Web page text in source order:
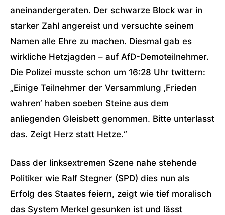
aneinandergeraten. Der schwarze Block war in
starker Zahl angereist und versuchte seinem
Namen alle Ehre zu machen. Diesmal gab es
wirkliche Hetzjagden – auf AfD-Demoteilnehmer.
Die Polizei musste schon um 16:28 Uhr twittern:
„Einige Teilnehmer der Versammlung ‚Frieden
wahren‘ haben soeben Steine aus dem
anliegenden Gleisbett genommen. Bitte unterlasst
das. Zeigt Herz statt Hetze.“
Dass der linksextremen Szene nahe stehende
Politiker wie Ralf Stegner (SPD) dies nun als
Erfolg des Staates feiern, zeigt wie tief moralisch
das System Merkel gesunken ist und lässt